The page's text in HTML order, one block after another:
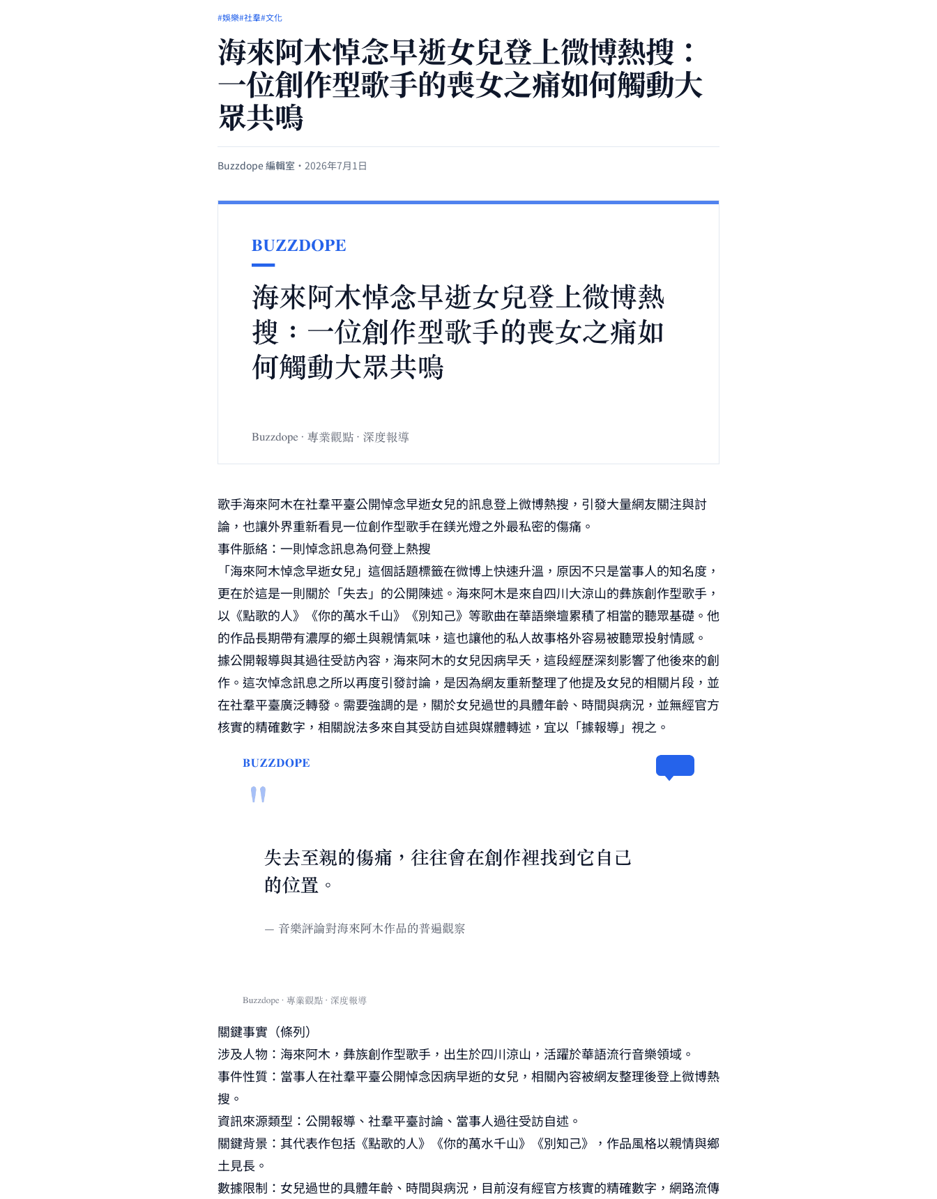
#娛樂#社羣#文化
海來阿木悼念早逝女兒登上微博熱搜：
一位創作型歌手的喪女之痛如何觸動大
眾共鳴
Buzzdope 編輯室 · 2026年7月1日
歌手海來阿木在社羣平臺公開悼念早逝女兒的訊息登上微博熱搜，引發大量網友關注與討
論，也讓外界重新看見一位創作型歌手在鎂光燈之外最私密的傷痛。
事件脈絡：一則悼念訊息為何登上熱搜
「海來阿木悼念早逝女兒」這個話題標籤在微博上快速升溫，原因不只是當事人的知名度，
更在於這是一則關於「失去」的公開陳述。海來阿木是來自四川大涼山的彝族創作型歌手，
以《點歌的人》《你的萬水千山》《別知己》等歌曲在華語樂壇累積了相當的聽眾基礎。他
的作品長期帶有濃厚的鄉土與親情氣味，這也讓他的私人故事格外容易被聽眾投射情感。
據公開報導與其過往受訪內容，海來阿木的女兒因病早夭，這段經歷深刻影響了他後來的創
作。這次悼念訊息之所以再度引發討論，是因為網友重新整理了他提及女兒的相關片段，並
在社羣平臺廣泛轉發。需要強調的是，關於女兒過世的具體年齡、時間與病況，並無經官方
核實的精確數字，相關說法多來自其受訪自述與媒體轉述，宜以「據報導」視之。
關鍵事實（條列）
涉及人物：海來阿木，彝族創作型歌手，出生於四川涼山，活躍於華語流行音樂領域。
事件性質：當事人在社羣平臺公開悼念因病早逝的女兒，相關內容被網友整理後登上微博熱
搜。
資訊來源類型：公開報導、社羣平臺討論、當事人過往受訪自述。
關鍵背景：其代表作包括《點歌的人》《你的萬水千山》《別知己》，作品風格以親情與鄉
土見長。
數據限制：女兒過世的具體年齡、時間與病況，目前沒有經官方核實的精確數字，網路流傳